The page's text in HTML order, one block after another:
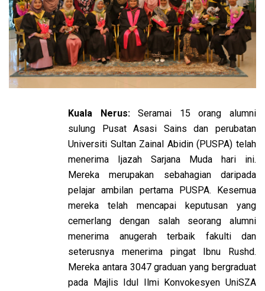
Kuala Nerus:Seramai 15 orang alumni
sulung Pusat Asasi Sains dan perubatan
Universiti Sultan Zainal Abidin (PUSPA) telah
menerima Ijazah Sarjana Muda hari ini.
Mereka merupakan sebahagian daripada
pelajar ambilan pertama PUSPA. Kesemua
mereka telah mencapai keputusan yang
cemerlang dengan salah seorang alumni
menerima anugerah terbaik fakulti dan
seterusnya menerima pingat Ibnu Rushd.
Mereka antara 3047 graduan yang bergraduat
pada Majlis Idul Ilmi Konvokesyen UniSZA